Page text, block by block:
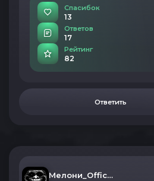
Спасибок
13
Ответов
17
Рейтинг
82
Ответить
Мелони_Official